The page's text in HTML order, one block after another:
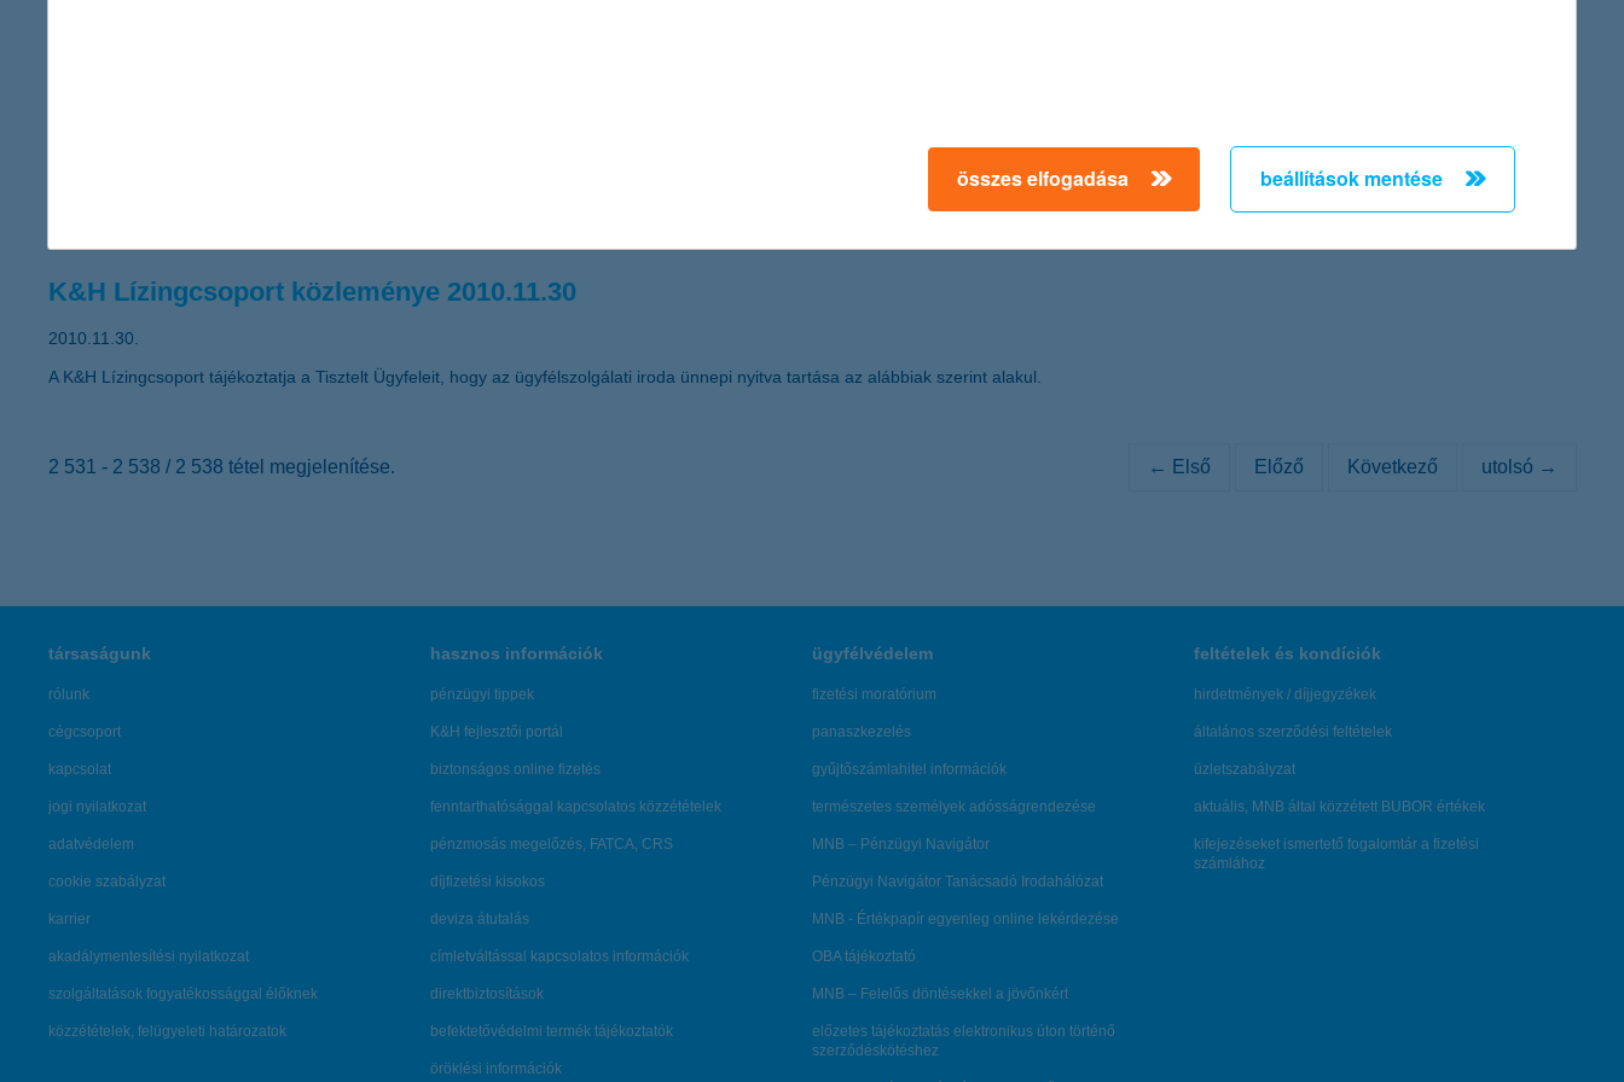
A K&H Pannonlízing Pénzügyi Szolgáltató Holding Zártkörűen Működő Részvénytársaság (székhelye: 1068 Budapest, Dózsa György út. 84/a., cégjegyzék száma: Cg. 01-10-042149) Igazgatósága az
alábbiakban teszi közzé a Társaság alaptőke emeléséről, valamint a nyomdai úton előállított részvények dematerializált részvénnyé történő átalakításáról szóló közleményét:
K&H Lízingcsoport közleménye 2010.11.30
2010.11.30.
A K&H Lízingcsoport tájékoztatja a Tisztelt Ügyfeleit, hogy az ügyfélszolgálati iroda ünnepi nyitva tartása az alábbiak szerint alakul.
2 531 - 2 538 / 2 538 tétel megjelenítése. ← Első Előző Következő utolsó →
társaságunk
rólunk
cégcsoport
kapcsolat
jogi nyilatkozat
adatvédelem
cookie szabályzat
karrier
akadálymentesítési nyilatkozat
szolgáltatások fogyatékossággal élőknek
közzétételek, felügyeleti határozatok
hasznos információk
pénzügyi tippek
K&H fejlesztői portál
biztonságos online fizetés
fenntarthatósággal kapcsolatos közzétételek
pénzmosás megelőzés, FATCA, CRS
díjfizetési kisokos
deviza átutalás
címletváltással kapcsolatos információk
direktbiztosítások
befektetővédelmi termék tájékoztatók
öröklési információk
ügyfélvédelem
fizetési moratórium
panaszkezelés
gyűjtőszámlahitel információk
természetes személyek adósságrendezése
MNB – Pénzügyi Navigátor
Pénzügyi Navigátor Tanácsadó Irodahálózat
MNB - Értékpapír egyenleg online lekérdezése
OBA tájékoztató
MNB – Felelős döntésekkel a jövőnkért
előzetes tájékoztatás elektronikus úton történő
szerződéskötéshez
feltételek és kondíciók
hirdetmények / díjjegyzékek
általános szerződési feltételek
üzletszabályzat
aktuális, MNB által közzétett BUBOR értékek
kifejezéseket ismertető fogalomtár a fizetési
számlához
összes elfogadása beállítások mentése